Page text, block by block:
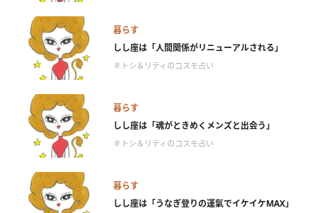
暮らす
しし座は「人間関係がリニューアルされる」
＃トシ＆リティのコスモ占い
暮らす
しし座は「魂がときめくメンズと出会う」
＃トシ＆リティのコスモ占い
暮らす
しし座は「うなぎ登りの運氣でイケイケMAX」